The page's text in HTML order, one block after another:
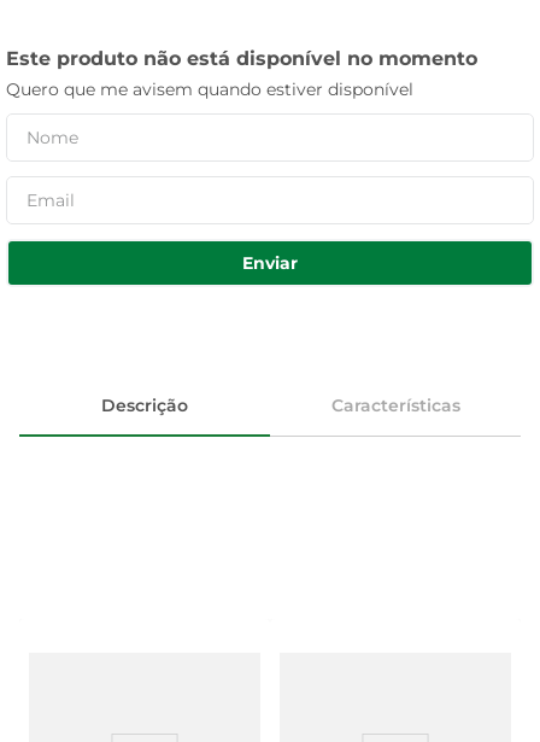
Este produto não está disponível no momento
Quero que me avisem quando estiver disponível
Enviar
Descrição Características